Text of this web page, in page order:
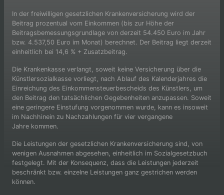
In der freiwilligen gesetzlichen Krankenversicherung wird der
Beitrag prozentual vom Einkommen (bis zur Höhe der
Beitragsbemessungsgrundlage von derzeit 54.450 Euro im Jahr
bzw. 4.537,50 Euro im Monat) berechnet. Der Beitrag liegt derzeit
einheitlich bei 14,6 % + Zusatzbeitrag.
Die Krankenkasse verlangt, soweit keine Versicherung über die
Künstlersozialkasse vorliegt, nach Ablauf des Kalenderjahres die
Einreichung des Einkommensteuerbescheids des Künstlers, um
den Beitrag den tatsächlichen Gegebenheiten anzupassen. Soweit
eine geringere Einstufung vorgenommen wurde, kann es insoweit
im Nachhinein zu Nachzahlungen für vier vergangene
Jahre kommen.
Die Leistungen der gesetzlichen Krankenversicherung sind, von
wenigen Ausnahmen abgesehen, einheitlich im Sozialgesetzbuch
festgelegt. Mit der Konsequenz, dass die Leistungen jederzeit
beschränkt bzw. einzelne Leistungen ganz gestrichen werden
können.